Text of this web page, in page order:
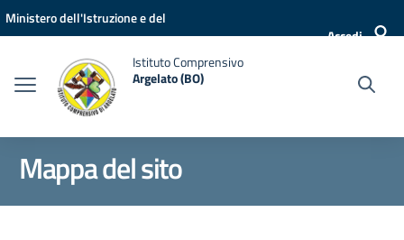
Vai ai contenuti
Vai al menu di navigazione
Vai al footer
Ministero dell'Istruzione e del
Accedi
Istituto Comprensivo
Argelato (BO)
Mappa del sito